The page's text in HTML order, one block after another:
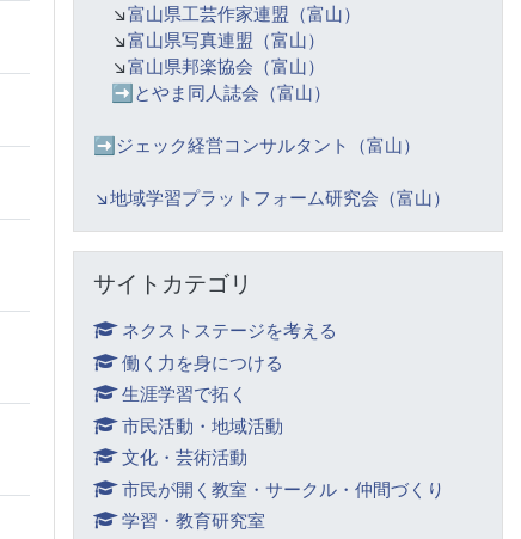
↘️富山県工芸作家連盟（富山）
↘️富山県写真連盟（富山）
↘️富山県邦楽協会（富山）
➡️ とやま同人誌会（富山）
➡️ジェック経営コンサルタント（富山）
↘️地域学習プラットフォーム研究会（富山）
サイトカテゴリ
ネクストステージを考える
働く力を身につける
生涯学習で拓く
市民活動・地域活動
文化・芸術活動
市民が開く教室・サークル・仲間づくり
学習・教育研究室